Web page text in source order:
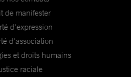
de manifester
d'expression
d'association
et droits humains
raciale